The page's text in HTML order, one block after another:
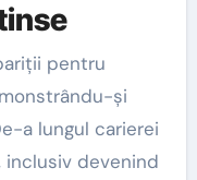
pentru
și
a lungul carierei
inclusiv devenind